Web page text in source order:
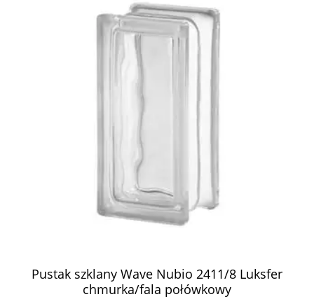
Pustak szklany Wave Nubio 2411/8 Luksfer
chmurka/fala połówkowy